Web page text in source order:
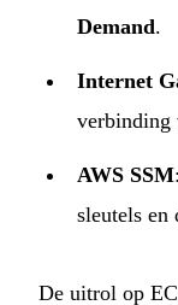
Demand.
Internet
verbinding
AWS SSM
sleutels
De uitrol op